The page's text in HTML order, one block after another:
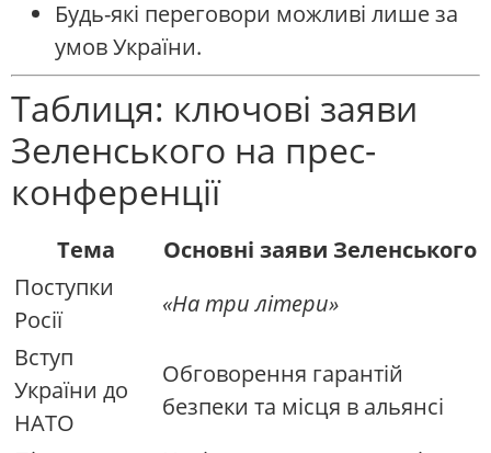
Будь-які переговори можливі лише за
умов України.
Таблиця: ключові заяви
Зеленського на прес-
конференції
Тема
Основні заяви Зеленського
Поступки
Росії
«На три літери»
Вступ
України до
НАТО
Обговорення гарантій
безпеки та місця в альянсі